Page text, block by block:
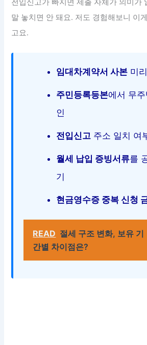
전입신고가 빠지면 제출 자체가 의미가
말 놓치면 안 돼요. 저도 경험해보니 이
고요.
임대차계약서 사본 미
주민등록등본에서 무
인
전입신고 주소 일치 여
월세 납입 증빙서류를
기
현금영수증 중복 신청
READ 절세 구조 변화, 보유 기
간별 차이점은?